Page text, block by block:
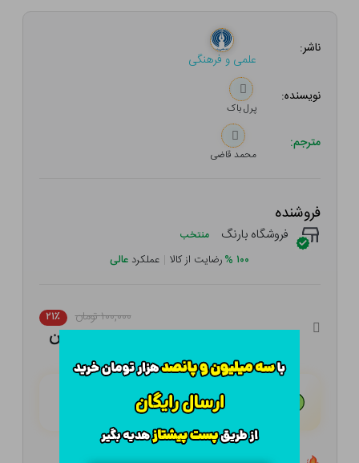
ناشر:
علمی و فرهنگی
نویسنده:
پرل باک
مترجم:
محمد قاضی
فروشنده
فروشگاه بارنگ منتخب
۱۰۰ %رضایت از کالا | عملکرد عالی
۱۰۰,۰۰۰ تومان ۲۱٪
۷۹,۰۰۰ تومان
هـر قسط با تــرب‌پــی: